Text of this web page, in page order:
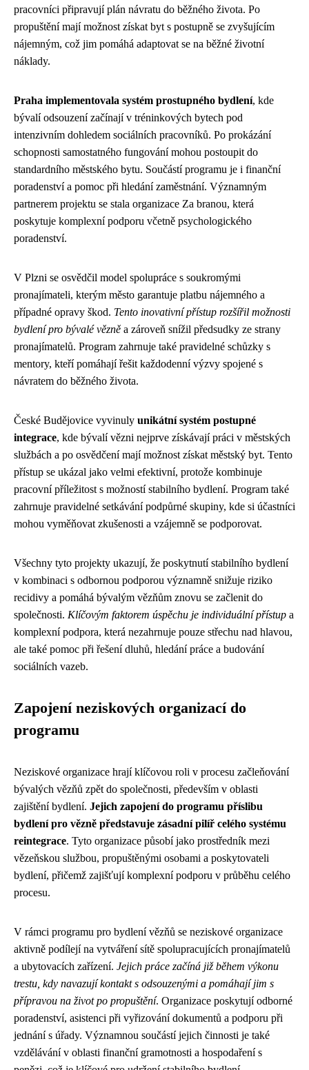
pracovníci připravují plán návratu do běžného života. Po
propuštění mají možnost získat byt s postupně se zvyšujícím
nájemným, což jim pomáhá adaptovat se na běžné životní
náklady.
Praha implementovala systém prostupného bydlení, kde
bývalí odsouzení začínají v tréninkových bytech pod
intenzivním dohledem sociálních pracovníků. Po prokázání
schopnosti samostatného fungování mohou postoupit do
standardního městského bytu. Součástí programu je i finanční
poradenství a pomoc při hledání zaměstnání. Významným
partnerem projektu se stala organizace Za branou, která
poskytuje komplexní podporu včetně psychologického
poradenství.
V Plzni se osvědčil model spolupráce s soukromými
pronajímateli, kterým město garantuje platbu nájemného a
případné opravy škod. Tento inovativní přístup rozšířil možnosti
bydlení pro bývalé vězně a zároveň snížil předsudky ze strany
pronajímatelů. Program zahrnuje také pravidelné schůzky s
mentory, kteří pomáhají řešit každodenní výzvy spojené s
návratem do běžného života.
České Budějovice vyvinuly unikátní systém postupné
integrace, kde bývalí vězni nejprve získávají práci v městských
službách a po osvědčení mají možnost získat městský byt. Tento
přístup se ukázal jako velmi efektivní, protože kombinuje
pracovní příležitost s možností stabilního bydlení. Program také
zahrnuje pravidelné setkávání podpůrné skupiny, kde si účastníci
mohou vyměňovat zkušenosti a vzájemně se podporovat.
Všechny tyto projekty ukazují, že poskytnutí stabilního bydlení
v kombinaci s odbornou podporou významně snižuje riziko
recidivy a pomáhá bývalým vězňům znovu se začlenit do
společnosti. Klíčovým faktorem úspěchu je individuální přístup a
komplexní podpora, která nezahrnuje pouze střechu nad hlavou,
ale také pomoc při řešení dluhů, hledání práce a budování
sociálních vazeb.
Zapojení neziskových organizací do
programu
Neziskové organizace hrají klíčovou roli v procesu začleňování
bývalých vězňů zpět do společnosti, především v oblasti
zajištění bydlení. Jejich zapojení do programu příslibu
bydlení pro vězně představuje zásadní pilíř celého systému
reintegrace. Tyto organizace působí jako prostředník mezi
vězeňskou službou, propuštěnými osobami a poskytovateli
bydlení, přičemž zajišťují komplexní podporu v průběhu celého
procesu.
V rámci programu pro bydlení vězňů se neziskové organizace
aktivně podílejí na vytváření sítě spolupracujících pronajímatelů
a ubytovacích zařízení. Jejich práce začíná již během výkonu
trestu, kdy navazují kontakt s odsouzenými a pomáhají jim s
přípravou na život po propuštění. Organizace poskytují odborné
poradenství, asistenci při vyřizování dokumentů a podporu při
jednání s úřady. Významnou součástí jejich činnosti je také
vzdělávání v oblasti finanční gramotnosti a hospodaření s